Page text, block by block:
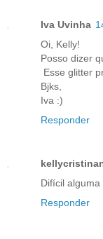
Iva Uvinha
Oi, Kelly!
Posso dizer
Esse glitter
Bjks,
Iva :)
Responder
Difícil
Responder